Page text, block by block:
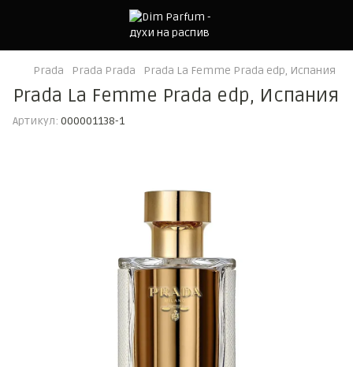
Prada Prada Prada Prada La Femme Prada edp, Испания
Prada La Femme Prada edp, Испания
Артикул: 000001138-1